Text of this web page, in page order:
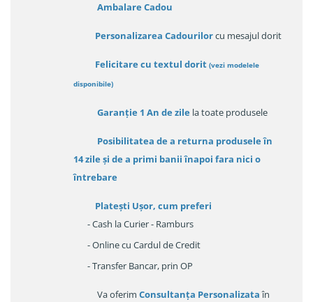
Ambalare Cadou
Personalizarea Cadourilorcu mesajul dorit
Felicitare cu textul dorit (vezi modelele
disponibile)
Garanție 1 An de zile la toate produsele
Posibilitatea de a returna produsele în
14 zileși de a primi banii înapoi fara nici o
întrebare
Platești Ușor, cum preferi
- Cash la Curier - Ramburs
- Online cu Cardul de Credit
- Transfer Bancar, prin OP
Va oferim Consultanța Personalizataîn